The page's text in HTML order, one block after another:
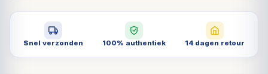
Snel verzonden 100% authentiek 14 dagen retour